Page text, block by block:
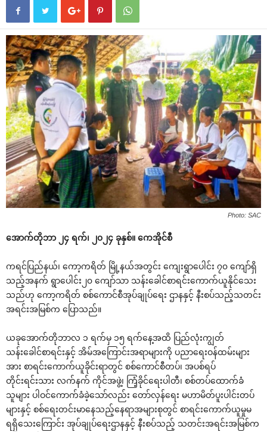
Photo: SAC
အောက်တိုဘာ ၂၄ ရက်၊ ၂၀၂၄ ခုနှစ်။ ကေအိုင်စီ
ကရင်ပြည်နယ်၊ ကော့ကရိတ် မြို့နယ်အတွင်း ကျေးရွာပေါင်း ၇၀ ကျော်ရှိ
သည့်အနက် ရွာပေါင်း၂၀ ကျော်သာ သန်းခေါင်စာရင်းကောက်ယူနိုင်သေး
သည်ဟု ကော့ကရိတ် စစ်ကောင်စီအုပ်ချုပ်ရေး ဌာနနှင့် နီးစပ်သည့်သတင်း
အရင်းအမြစ်က ပြောသည်။
ယခုအောက်တိုဘာလ ၁ ရက်မှ ၁၅ ရက်နေ့အထိ ပြည်လုံးကျွတ်
သန်းခေါင်စာရင်းနှင့် အိမ်အကြောင်းအရာများကို ပညာရေးဝန်ထမ်းများ
အား စာရင်းကောက်ယူခိုင်းရာတွင် စစ်ကောင်စီတပ်၊ အပစ်ရပ်
တိုင်းရင်းသား လက်နက် ကိုင်အဖွဲ့၊ ကြံ့ခိုင်ရေးပါတီ၊ စစ်တပ်ထောက်ခံ
သူများ ပါဝင်ကောက်ခံခဲ့သော်လည်း တော်လှန်ရေး မဟာမိတ်ပူးပါင်းတပ်
များနှင့် စစ်ရေးတင်းမာနေသည့်နေရာအများစုတွင် စာရင်းကောက်ယူမှုမ
ရရှိသေးကြောင်း အုပ်ချုပ်ရေးဌာနနှင့် နီးစပ်သည့် သတင်းအရင်းအမြစ်က